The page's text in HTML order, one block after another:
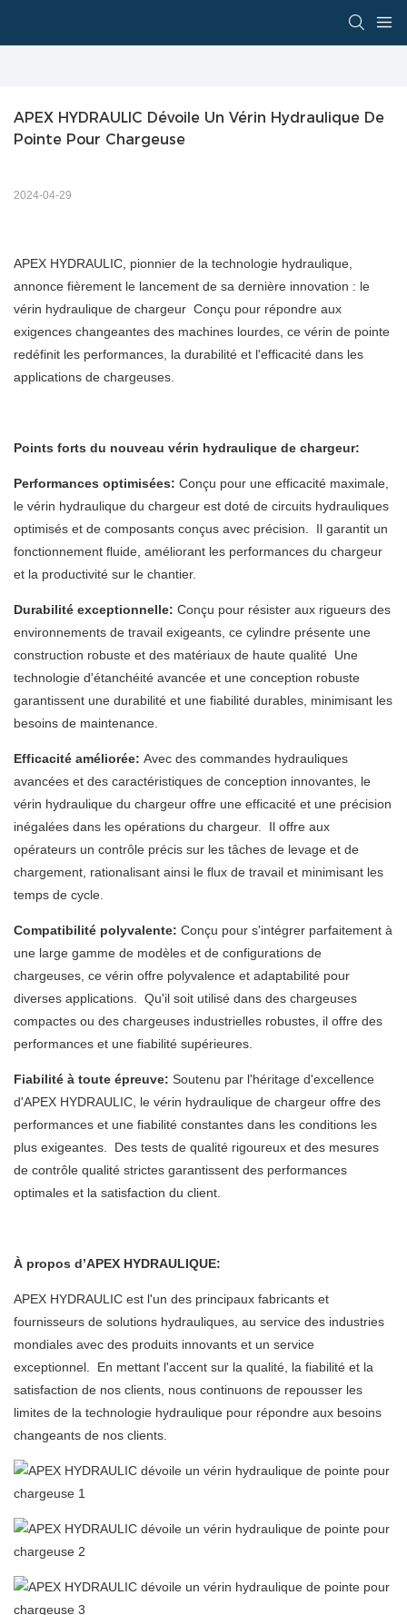
APEX HYDRAULIC Dévoile Un Vérin Hydraulique De
Pointe Pour Chargeuse
2024-04-29
APEX HYDRAULIC, pionnier de la technologie hydraulique,
annonce fièrement le lancement de sa dernière innovation : le
vérin hydraulique de chargeur Conçu pour répondre aux
exigences changeantes des machines lourdes, ce vérin de pointe
redéfinit les performances, la durabilité et l'efficacité dans les
applications de chargeuses.
Points forts du nouveau vérin hydraulique de chargeur:
Performances optimisées: Conçu pour une efficacité maximale,
le vérin hydraulique du chargeur est doté de circuits hydrauliques
optimisés et de composants conçus avec précision. Il garantit un
fonctionnement fluide, améliorant les performances du chargeur
et la productivité sur le chantier.
Durabilité exceptionnelle: Conçu pour résister aux rigueurs des
environnements de travail exigeants, ce cylindre présente une
construction robuste et des matériaux de haute qualité Une
technologie d'étanchéité avancée et une conception robuste
garantissent une durabilité et une fiabilité durables, minimisant les
besoins de maintenance.
Efficacité améliorée: Avec des commandes hydrauliques
avancées et des caractéristiques de conception innovantes, le
vérin hydraulique du chargeur offre une efficacité et une précision
inégalées dans les opérations du chargeur. Il offre aux
opérateurs un contrôle précis sur les tâches de levage et de
chargement, rationalisant ainsi le flux de travail et minimisant les
temps de cycle.
Compatibilité polyvalente: Conçu pour s'intégrer parfaitement à
une large gamme de modèles et de configurations de
chargeuses, ce vérin offre polyvalence et adaptabilité pour
diverses applications. Qu'il soit utilisé dans des chargeuses
compactes ou des chargeuses industrielles robustes, il offre des
performances et une fiabilité supérieures.
Fiabilité à toute épreuve: Soutenu par l'héritage d'excellence
d'APEX HYDRAULIC, le vérin hydraulique de chargeur offre des
performances et une fiabilité constantes dans les conditions les
plus exigeantes. Des tests de qualité rigoureux et des mesures
de contrôle qualité strictes garantissent des performances
optimales et la satisfaction du client.
À propos d’APEX HYDRAULIQUE:
APEX HYDRAULIC est l'un des principaux fabricants et
fournisseurs de solutions hydrauliques, au service des industries
mondiales avec des produits innovants et un service
exceptionnel. En mettant l'accent sur la qualité, la fiabilité et la
satisfaction de nos clients, nous continuons de repousser les
limites de la technologie hydraulique pour répondre aux besoins
changeants de nos clients.